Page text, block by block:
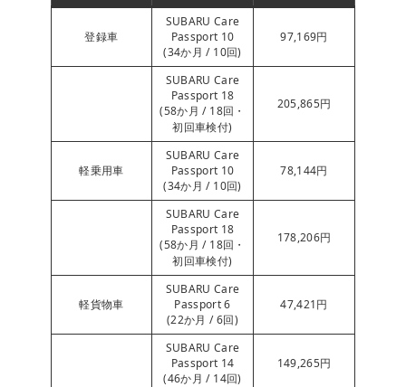
登録車
SUBARU Care
Passport 10
(34か月 / 10回)
97,169円
SUBARU Care
Passport 18
(58か月 / 18回・
初回車検付)
205,865円
軽乗用車
SUBARU Care
Passport 10
(34か月 / 10回)
78,144円
SUBARU Care
Passport 18
(58か月 / 18回・
初回車検付)
178,206円
軽貨物車
SUBARU Care
Passport 6
(22か月 / 6回)
47,421円
SUBARU Care
Passport 14
(46か月 / 14回)
149,265円